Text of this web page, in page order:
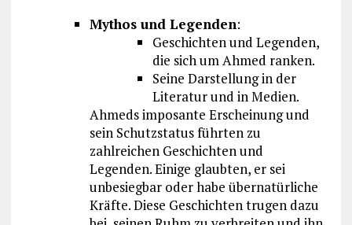
Mythos und Legenden:
Geschichten und Legenden,
die sich um Ahmed ranken.
Seine Darstellung in der
Literatur und in Medien.
Ahmeds imposante Erscheinung und
sein Schutzstatus führten zu
zahlreichen Geschichten und
Legenden. Einige glaubten, er sei
unbesiegbar oder habe übernatürliche
Kräfte. Diese Geschichten trugen dazu